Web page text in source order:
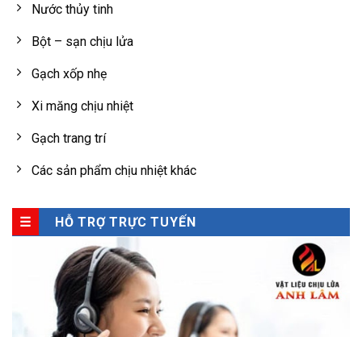
Nước thủy tinh
Bột – sạn chịu lửa
Gạch xốp nhẹ
Xi măng chịu nhiệt
Gạch trang trí
Các sản phẩm chịu nhiệt khác
HỖ TRỢ TRỰC TUYẾN